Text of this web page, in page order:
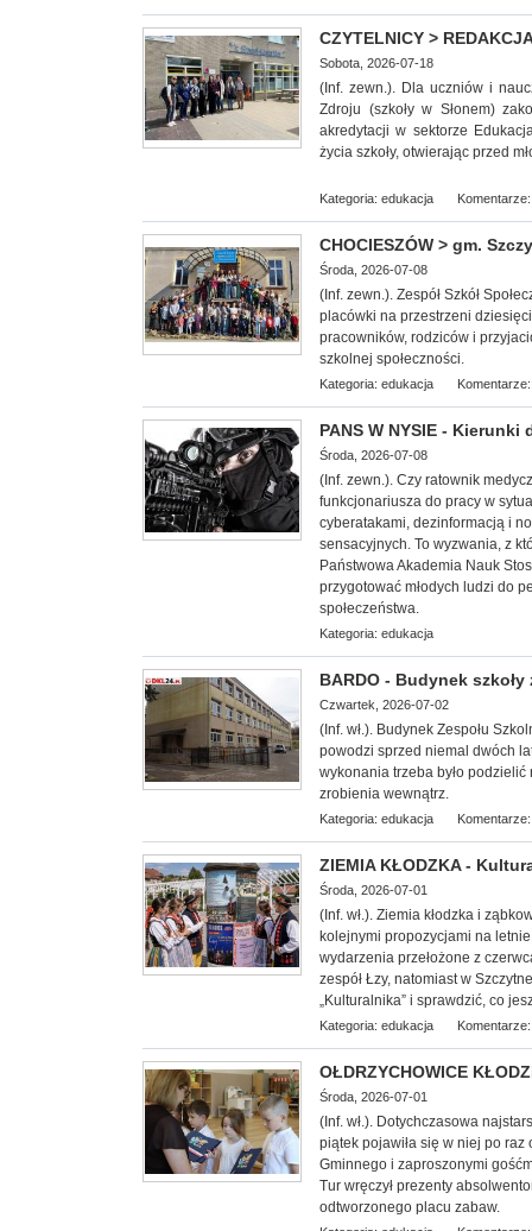
CZYTELNICY >
Sobota, 2026-07-18
(Inf. zewn.). Dla uczniów i
Zdroju (szkoły w Słonem)
akredytacji w sektorze
życia szkoły, otwierając przed
Kategoria: edukacja
CHOCIESZÓW > gm.
Środa, 2026-07-08
(Inf. zewn.). Zespół Szkół
placówki na przestrzeni
pracowników, rodziców i
szkolnej społeczności.
Kategoria: edukacja
PANS W NYSIE -
Środa, 2026-07-08
(Inf. zewn.). Czy ratownik
funkcjonariusza do pracy w
cyberatakami, dezinformacją i
sensacyjnych. To wyzwania, z
Państwowa Akademia Nauk
przygotować młodych ludzi do
społeczeństwa.
Kategoria: edukacja
BARDO - Budynek
Czwartek, 2026-07-02
(Inf. wł.). Budynek Zespołu
powodzi sprzed niemal dwóch
wykonania trzeba było
zrobienia wewnątrz.
Kategoria: edukacja
ZIEMIA KŁODZKA -
Środa, 2026-07-01
(Inf. wł.). Ziemia kłodzka i
kolejnymi propozycjami na
wydarzenia przełożone z
zespół Łzy, natomiast w
„Kulturalnika” i sprawdzić, co
Kategoria: edukacja
OŁDRZYCHOWICE
Środa, 2026-07-01
(Inf. wł.). Dotychczasowa
piątek pojawiła się w niej po
Gminnego i zaproszonymi
Tur wręczył prezenty
odtworzonego placu zabaw.